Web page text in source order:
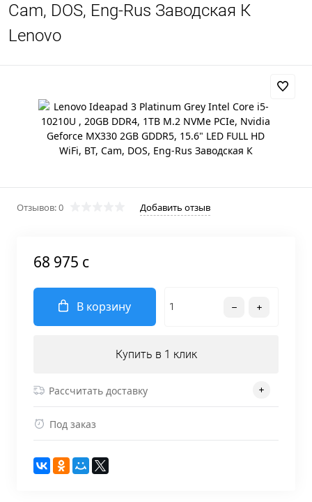
Cam, DOS, Eng-Rus Заводская К
Lenovo
Отзывов: 0 Добавить отзыв
68 975 c
В корзину
Купить в 1 клик
Рассчитать доставку
Под заказ